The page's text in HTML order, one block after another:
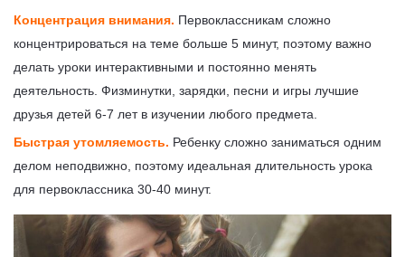
Концентрация внимания. Первоклассникам сложно
концентрироваться на теме больше 5 минут, поэтому важно
делать уроки интерактивными и постоянно менять
деятельность. Физминутки, зарядки, песни и игры лучшие
друзья детей 6-7 лет в изучении любого предмета.
Быстрая утомляемость. Ребенку сложно заниматься одним
делом неподвижно, поэтому идеальная длительность урока
для первоклассника 30-40 минут.